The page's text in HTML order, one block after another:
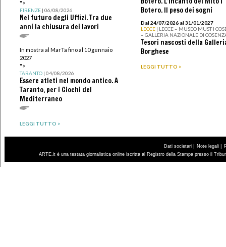
">
FIRENZE| 06/08/2026
Nel futuro degli Uffizi. Tra due
anni la chiusura dei lavori
In mostra al MarTa fino al 10 gennaio
2027
">
TARANTO| 04/08/2026
Essere atleti nel mondo antico. A
Taranto, per i Giochi del
Mediterraneo
LEGGI TUTTO >
Botero. Il peso dei sogni
Dal 24/07/2026 al 31/01/2027
LECCE | LECCE – MUSEO MUST I
– GALLERIA NAZIONALE DI
Tesori nascosti della
Borghese
LEGGI TUTTO >
Dati societari | Note legali |
ARTE.it è una testata giornalistica online iscritta al Registro della Stampa presso il